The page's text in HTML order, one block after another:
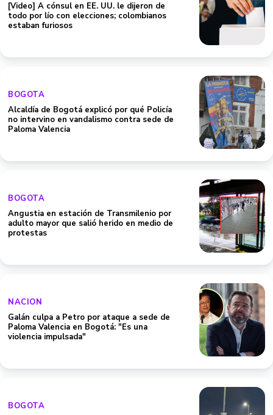
[Video] A cónsul en EE. UU. le dijeron de
todo por lío con elecciones; colombianos
estaban furiosos
BOGOTA
Alcaldía de Bogotá explicó por qué Policía
no intervino en vandalismo contra sede de
Paloma Valencia
BOGOTA
Angustia en estación de Transmilenio por
adulto mayor que salió herido en medio de
protestas
NACION
Galán culpa a Petro por ataque a sede de
Paloma Valencia en Bogotá: "Es una
violencia impulsada"
BOGOTA